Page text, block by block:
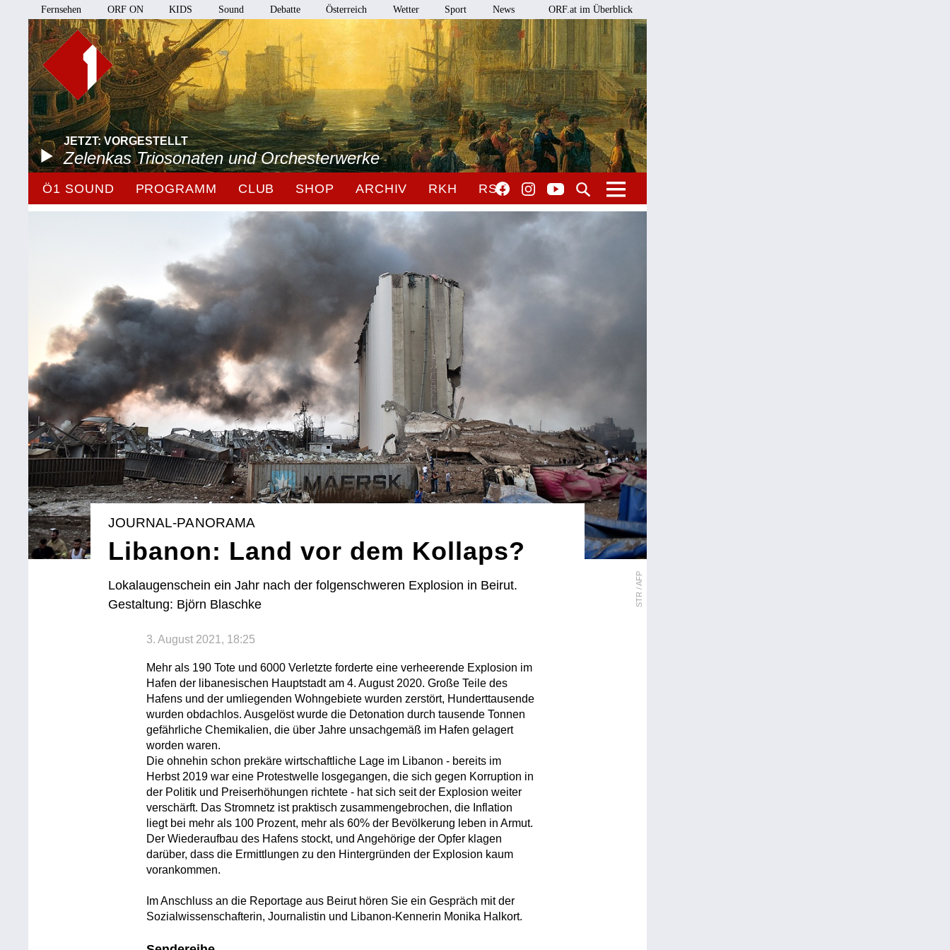
Fernsehen ORF ON KIDS Sound Debatte Österreich Wetter Sport News ORF.at im Überblick
JETZT: VORGESTELLT
Zelenkas Triosonaten und Orchesterwerke
Ö1 SOUND PROGRAMM CLUB SHOP ARCHIV RKH RSO
STR / AFP
JOURNAL-PANORAMA
Libanon: Land vor dem Kollaps?
Lokalaugenschein ein Jahr nach der folgenschweren Explosion in Beirut.
Gestaltung: Björn Blaschke
3. August 2021, 18:25
Mehr als 190 Tote und 6000 Verletzte forderte eine verheerende Explosion im
Hafen der libanesischen Hauptstadt am 4. August 2020. Große Teile des
Hafens und der umliegenden Wohngebiete wurden zerstört, Hunderttausende
wurden obdachlos. Ausgelöst wurde die Detonation durch tausende Tonnen
gefährliche Chemikalien, die über Jahre unsachgemäß im Hafen gelagert
worden waren.
Die ohnehin schon prekäre wirtschaftliche Lage im Libanon - bereits im
Herbst 2019 war eine Protestwelle losgegangen, die sich gegen Korruption in
der Politik und Preiserhöhungen richtete - hat sich seit der Explosion weiter
verschärft. Das Stromnetz ist praktisch zusammengebrochen, die Inflation
liegt bei mehr als 100 Prozent, mehr als 60% der Bevölkerung leben in Armut.
Der Wiederaufbau des Hafens stockt, und Angehörige der Opfer klagen
darüber, dass die Ermittlungen zu den Hintergründen der Explosion kaum
vorankommen.
Im Anschluss an die Reportage aus Beirut hören Sie ein Gespräch mit der
Sozialwissenschafterin, Journalistin und Libanon-Kennerin Monika Halkort.